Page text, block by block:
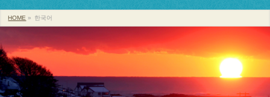
HOME » 한국어